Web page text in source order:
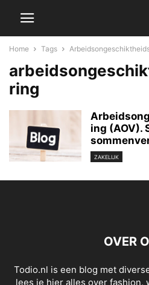
Home Tags
ring
ing (AOV).
ZAKELIJK
OVER
Todio.nl is een blog met
lees je hier alles over fashion,